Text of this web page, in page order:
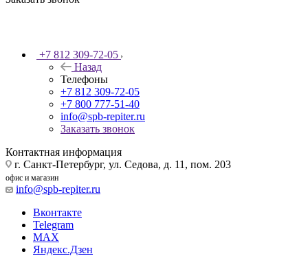
+7 812 309-72-05
Назад
Телефоны
+7 812 309-72-05
+7 800 777-51-40
info@spb-repiter.ru
Заказать звонок
Контактная информация
г. Санкт-Петербург, ул. Седова, д. 11, пом. 203
офис и магазин
info@spb-repiter.ru
Вконтакте
Telegram
MAX
Яндекс.Дзен